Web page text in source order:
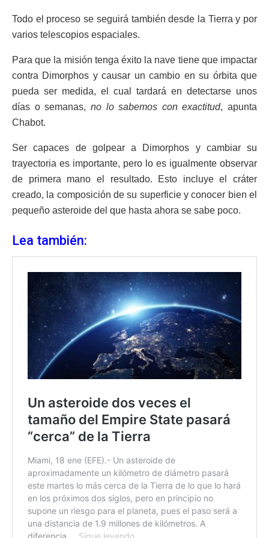
Todo el proceso se seguirá también desde la Tierra y por
varios telescopios espaciales.
Para que la misión tenga éxito la nave tiene que impactar
contra Dimorphos y causar un cambio en su órbita que
pueda ser medida, el cual tardará en detectarse unos
días o semanas, no lo sabemos con exactitud, apunta
Chabot.
Ser capaces de golpear a Dimorphos y cambiar su
trayectoria es importante, pero lo es igualmente observar
de primera mano el resultado. Esto incluye el cráter
creado, la composición de su superficie y conocer bien el
pequeño asteroide del que hasta ahora se sabe poco.
Lea también: